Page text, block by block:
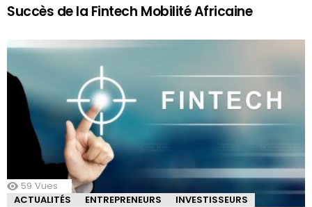
Succès de la Fintech Mobilité Africaine
59 Vues
ACTUALITÉS
ENTREPRENEURS INVESTISSEURS